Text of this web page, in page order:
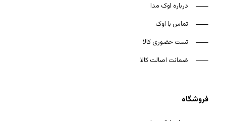
درباره اوک مدا
تماس با اوک
تست حضوری کالا
ضمانت اصالت کالا
فروشگاه